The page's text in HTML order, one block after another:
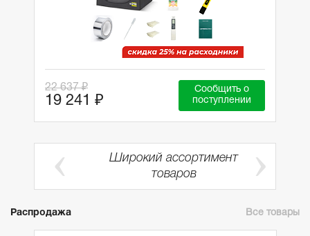
22 637 ₽
19 241 ₽
Сообщить о
поступлении
Широкий ассортимент
товаров
Распродажа Все товары